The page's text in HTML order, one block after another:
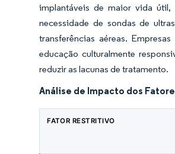
implantáveis de maior vida útil,
necessidade de sondas de
transferências aéreas.
educação culturalmente
reduzir as lacunas de tratamento.
Análise de Impacto dos
FATOR RESTRITIVO